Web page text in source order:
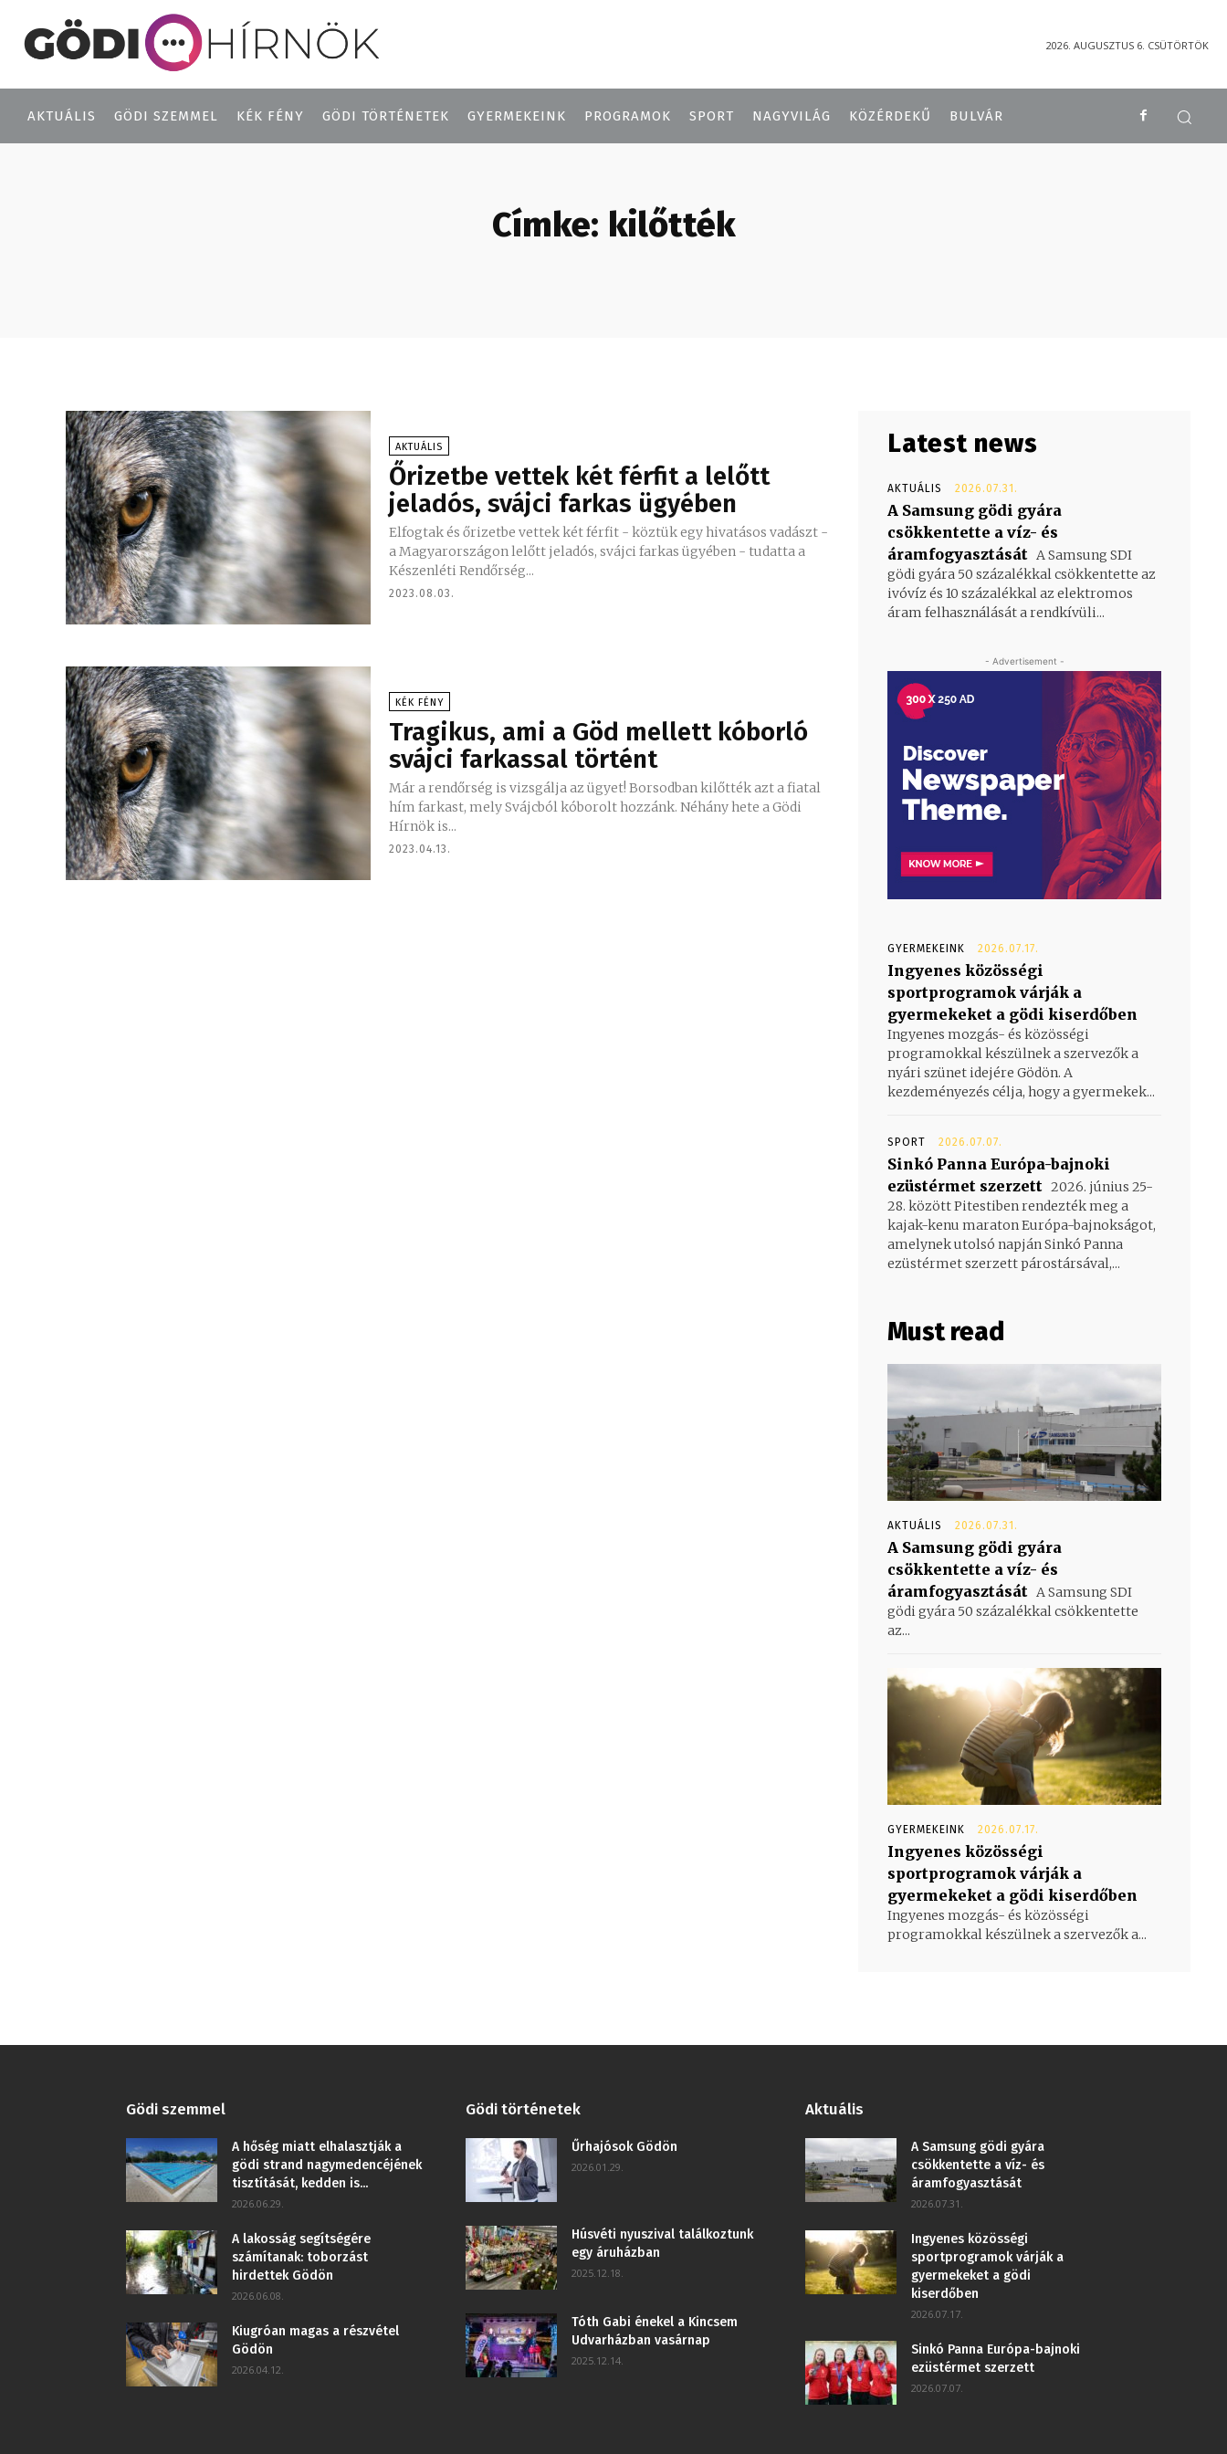
2026. AUGUSZTUS 6. CSÜTÖRTÖK
AKTUÁLIS GÖDI SZEMMEL KÉK FÉNY GÖDI TÖRTÉNETEK GYERMEKEINK PROGRAMOK SPORT NAGYVILÁG KÖZÉRDEKŰ BULVÁR
Címke: kilőtték
AKTUÁLIS
​Őrizetbe vettek két férfit a lelőtt
jeladós, svájci farkas ügyében
Elfogtak és őrizetbe vettek két férfit - köztük egy hivatásos vadászt -
a Magyarországon lelőtt jeladós, svájci farkas ügyében - tudatta a
Készenléti Rendőrség...
2023.08.03.
KÉK FÉNY
Tragikus, ami a Göd mellett kóborló
svájci farkassal történt
Már a rendőrség is vizsgálja az ügyet! Borsodban kilőtték azt a fiatal
hím farkast, mely Svájcból kóborolt hozzánk. Néhány hete a Gödi
Hírnök is...
2023.04.13.
Latest news
AKTUÁLIS 2026.07.31.
A Samsung gödi gyára
csökkentette a víz- és
áramfogyasztását A Samsung SDI
gödi gyára 50 százalékkal csökkentette az
ivóvíz és 10 százalékkal az elektromos
áram felhasználását a rendkívüli...
- Advertisement -
GYERMEKEINK 2026.07.17.
Ingyenes közösségi
sportprogramok várják a
gyermekeket a gödi kiserdőben
Ingyenes mozgás- és közösségi
programokkal készülnek a szervezők a
nyári szünet idejére Gödön. A
kezdeményezés célja, hogy a gyermekek...
SPORT 2026.07.07.
Sinkó Panna Európa-bajnoki
ezüstérmet szerzett 2026. június 25-
28. között Pitestiben rendezték meg a
kajak-kenu maraton Európa-bajnokságot,
amelynek utolsó napján Sinkó Panna
ezüstérmet szerzett párostársával,...
Must read
AKTUÁLIS 2026.07.31.
A Samsung gödi gyára
csökkentette a víz- és
áramfogyasztását A Samsung SDI
gödi gyára 50 százalékkal csökkentette
az...
GYERMEKEINK 2026.07.17.
Ingyenes közösségi
sportprogramok várják a
gyermekeket a gödi kiserdőben
Ingyenes mozgás- és közösségi
programokkal készülnek a szervezők a...
Gödi szemmel
A hőség miatt elhalasztják a
gödi strand nagymedencéjének
tisztítását, kedden is...
2026.06.29.
A lakosság segítségére
számítanak: toborzást
hirdettek Gödön
2026.06.08.
Kiugróan magas a részvétel
Gödön
2026.04.12.
Gödi történetek
Űrhajósok Gödön
2026.01.29.
Húsvéti nyuszival találkoztunk
egy áruházban
2025.12.18.
Tóth Gabi énekel a Kincsem
Udvarházban vasárnap
2025.12.14.
Aktuális
A Samsung gödi gyára
csökkentette a víz- és
áramfogyasztását
2026.07.31.
Ingyenes közösségi
sportprogramok várják a
gyermekeket a gödi
kiserdőben
2026.07.17.
Sinkó Panna Európa-bajnoki
ezüstérmet szerzett
2026.07.07.